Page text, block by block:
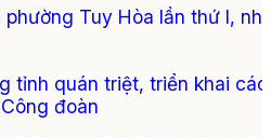
Tuy Hòa lần thứ I,
tỉnh quán triệt, triển khai các
đoàn